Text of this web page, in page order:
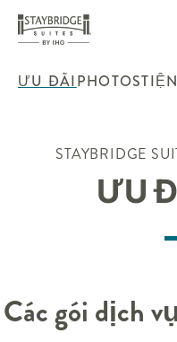
ƯU ĐÃIPHOTOS
STAYBRIDGE
ƯU
Các gói dịch